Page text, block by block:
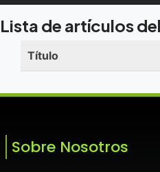
Lista de artículos
Título
Sobre Nosotros